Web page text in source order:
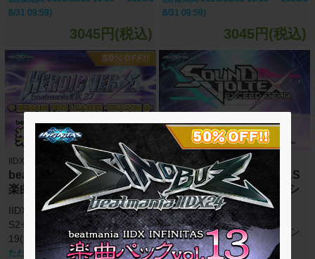
8/31 09:59)
3045円(税込)
8/31 09:59)
3045円(税込)
IIDX INFINITAS
beatmania IIDX INFINITAS
楽曲パック vol.19
IIDX 27 HEROIC VERSE + BPL
S2セレクション 楽曲パック vol.
19(50曲)
ただいま期間限定半額キャンペーン実
IIDX INFINITAS
beatmania IIDX INFINITAS
SOUND VOLTEX セレクシ
ョン
楽曲パック vol.1
SOUND VOLTEX セレクション
楽曲パック vol.1(12曲)